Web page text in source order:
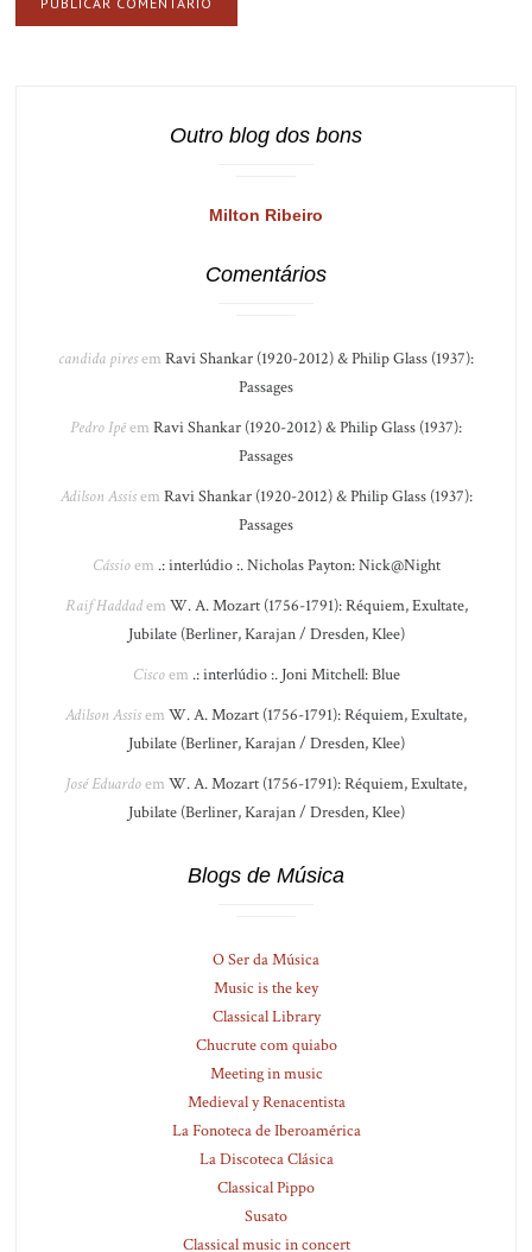
Outro blog dos bons
Milton Ribeiro
Comentários
candida piresem Ravi Shankar (1920-2012) & Philip Glass (1937):
Passages
Pedro Ipêem Ravi Shankar (1920-2012) & Philip Glass (1937):
Passages
Adilson Assisem Ravi Shankar (1920-2012) & Philip Glass (1937):
Passages
Cássioem .: interlúdio :. Nicholas Payton: Nick@Night
Raif Haddadem W. A. Mozart (1756-1791): Réquiem, Exultate,
Jubilate (Berliner, Karajan / Dresden, Klee)
Ciscoem .: interlúdio :. Joni Mitchell: Blue
Adilson Assisem W. A. Mozart (1756-1791): Réquiem, Exultate,
Jubilate (Berliner, Karajan / Dresden, Klee)
José Eduardoem W. A. Mozart (1756-1791): Réquiem, Exultate,
Jubilate (Berliner, Karajan / Dresden, Klee)
Blogs de Música
O Ser da Música
Music is the key
Classical Library
Chucrute com quiabo
Meeting in music
Medieval y Renacentista
La Fonoteca de Iberoamérica
La Discoteca Clásica
Classical Pippo
Susato
Classical music in concert